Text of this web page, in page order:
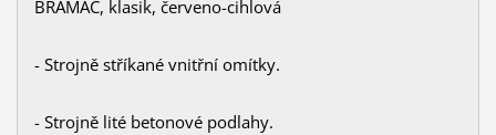
BRAMAC, klasik, červeno-cihlová
- Strojně stříkané vnitřní omítky.
- Strojně lité betonové podlahy.